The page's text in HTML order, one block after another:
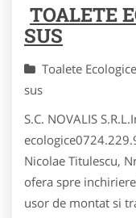
TOALETE
SUS
Toalete Ecologice
sus
S.C. NOVALIS
Nicolae Titulescu,
ofera spre
usor de montat si